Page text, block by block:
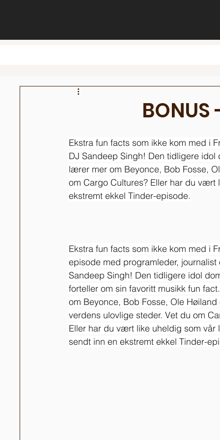
Ekstra fun facts som ikke kom med i
DJ Sandeep Singh! Den tidligere
lærer mer om Beyonce, Bob Fosse,
om Cargo Cultures? Eller har du
ekstremt ekkel Tinder-episode.
Ekstra fun facts som ikke kom med i
episode med programleder,
Sandeep Singh! Den tidligere idol
forteller om sin favoritt musikk fun
om Beyonce, Bob Fosse, Ole
verdens ulovlige steder. Vet du om
Eller har du vært like uheldig som vår
sendt inn en ekstremt ekkel Tinder-